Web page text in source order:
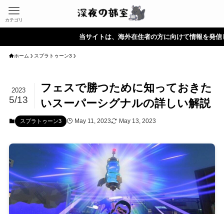
カテゴリ
当サイトは、海外在住者の方に向けて情報を発信しています。
ホーム スプラトゥーン3
フェスで勝つために知っておきた
いスーパーシグナルの詳しい解説
2023
5/13
スプラトゥーン3 May 11, 2023 May 13, 2023